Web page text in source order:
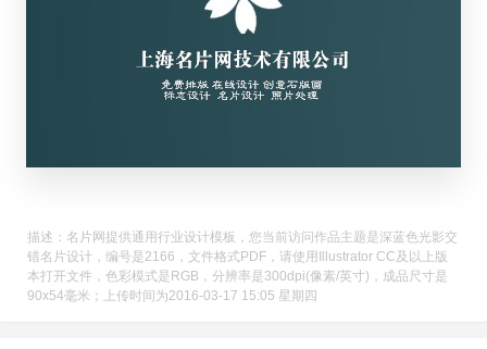
描述：名片网提供通用行业设计模板，您当前访问作品主题是深蓝色光影交
错名片设计，编号是2166，文件格式PDF，请使用Illustrator CC及以上版
本打开文件，色彩模式是RGB，分辨率是300dpi(像素/英寸)，成品尺寸是
90x54毫米；上传时间为2016-03-17 15:05 星期四